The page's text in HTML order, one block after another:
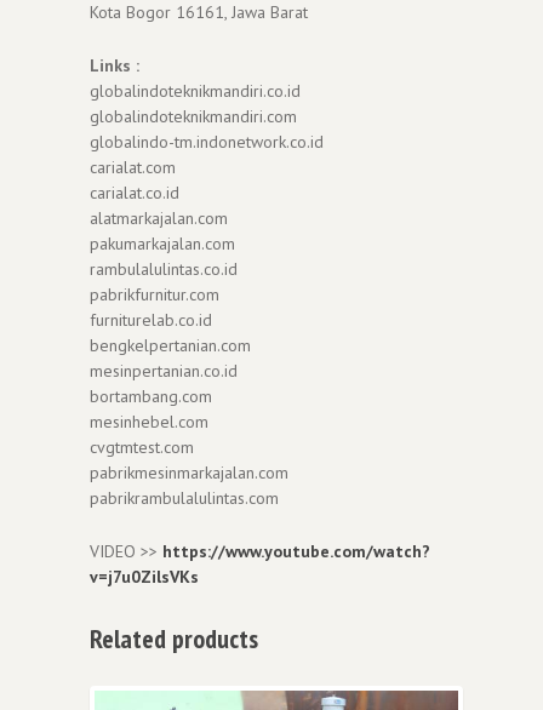
Kota Bogor 16161, Jawa Barat
Links :
globalindoteknikmandiri.co.id
globalindoteknikmandiri.com
globalindo-tm.indonetwork.co.id
carialat.com
carialat.co.id
alatmarkajalan.com
pakumarkajalan.com
rambulalulintas.co.id
pabrikfurnitur.com
furniturelab.co.id
bengkelpertanian.com
mesinpertanian.co.id
bortambang.com
mesinhebel.com
cvgtmtest.com
pabrikmesinmarkajalan.com
pabrikrambulalulintas.com
VIDEO >> https://www.youtube.com/watch?
v=j7u0ZilsVKs
Related products